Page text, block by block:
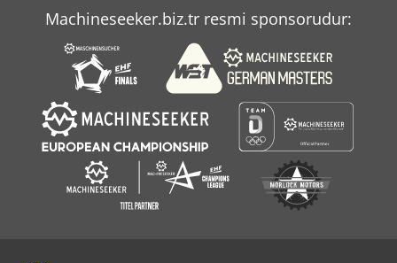
Machineseeker.biz.tr resmi sponsorudur: